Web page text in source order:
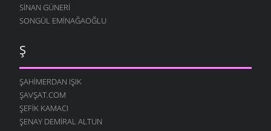
SINAN GÜNERI
SONGÜL EMINAĞAOĞLU
Ş
ŞAHIMERDAN IŞIK
ŞAVŞAT.COM
ŞEFIK KAMACI
ŞENAY DEMIRAL ALTUN